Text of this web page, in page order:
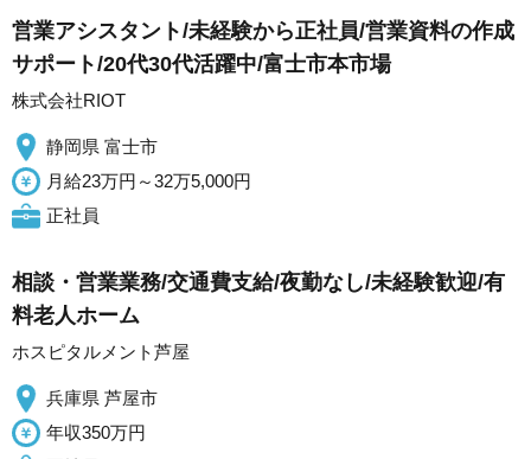
営業アシスタント/未経験から正社員/営業資料の作成
サポート/20代30代活躍中/富士市本市場
株式会社RIOT
静岡県 富士市
月給23万円～32万5,000円
正社員
相談・営業業務/交通費支給/夜勤なし/未経験歓迎/有
料老人ホーム
ホスピタルメント芦屋
兵庫県 芦屋市
年収350万円